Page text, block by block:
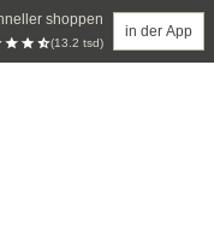
shoppen
(13.2 tsd)
in der App